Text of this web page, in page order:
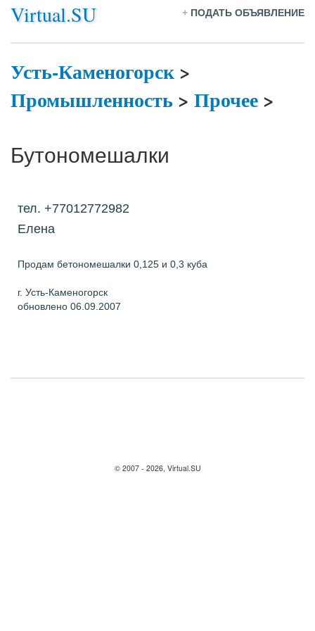
Virtual.SU + ПОДАТЬ ОБЪЯВЛЕНИЕ
Усть-Каменогорск>
Промышленность > Прочее>
Бутономешалки
тел. +77012772982
Елена
Продам бетономешалки 0,125 и 0,3 куба
г. Усть-Каменогорск
обновлено 06.09.2007
© 2007 - 2026, Virtual.SU